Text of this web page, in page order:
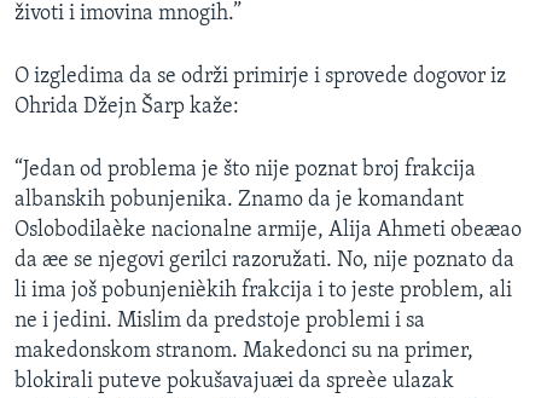
životi i imovina mnogih.”
O izgledima da se održi primirje i sprovede dogovor iz
Ohrida Džejn Šarp kaže:
“Jedan od problema je što nije poznat broj frakcija
albanskih pobunjenika. Znamo da je komandant
Oslobodilaèke nacionalne armije, Alija Ahmeti obeæao
da æe se njegovi gerilci razoružati. No, nije poznato da
li ima još pobunjenièkih frakcija i to jeste problem, ali
ne i jedini. Mislim da predstoje problemi i sa
makedonskom stranom. Makedonci su na primer,
blokirali puteve pokušavajuæi da spreèe ulazak